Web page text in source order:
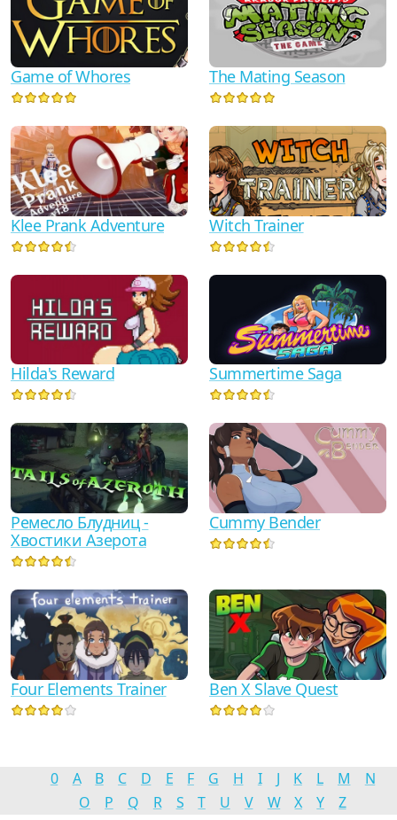
Game of Whores The Mating Season
Klee Prank Adventure Witch Trainer
Hilda's Reward Summertime Saga
Ремесло Блудниц -
Хвостики Азерота
Cummy Bender
Four Elements Trainer Ben X Slave Quest
0 A B C D E F G H I J K L M
N
O
P Q R S T U V W X Y Z